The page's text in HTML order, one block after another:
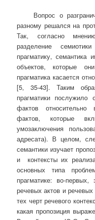
Вопрос о
разному решался на
Так, согласно
разделение
прагматику,
объектов, которые
прагматика касается
[5, 35-43]. Таким
прагматики послужило
фактов относительно
фактов, которые
умозаключения
адресата). В целом,
семантики изучает
и контексты их
основных типа
прагматике: во-
речевых актов и
тех черт речевого
какая пропозиция